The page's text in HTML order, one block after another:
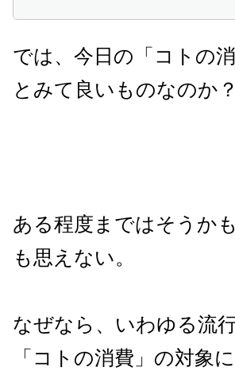
では、今日の「コトの
とみて良いものなのか？
ある程度まではそうか
も思えない。
なぜなら、いわゆる流
「コトの消費」の対象